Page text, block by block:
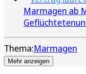
Marmagen ab
Thema:Marmagen
Mehr anzeigen